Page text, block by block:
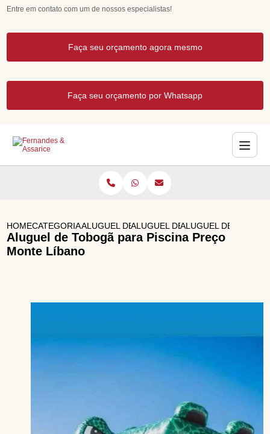
Entre em contato com um de nossos especialistas!
Faça seu orçamento agora mesmo
Faça seu orçamento por Whatsapp
HOMECATEGORIASALUGUEL DE BRINQUEDOS
ALUGUEL DE ESCORREGADOR
ALUGUEL DE
Aluguel de Tobogã para Piscina Preço
Monte Líbano